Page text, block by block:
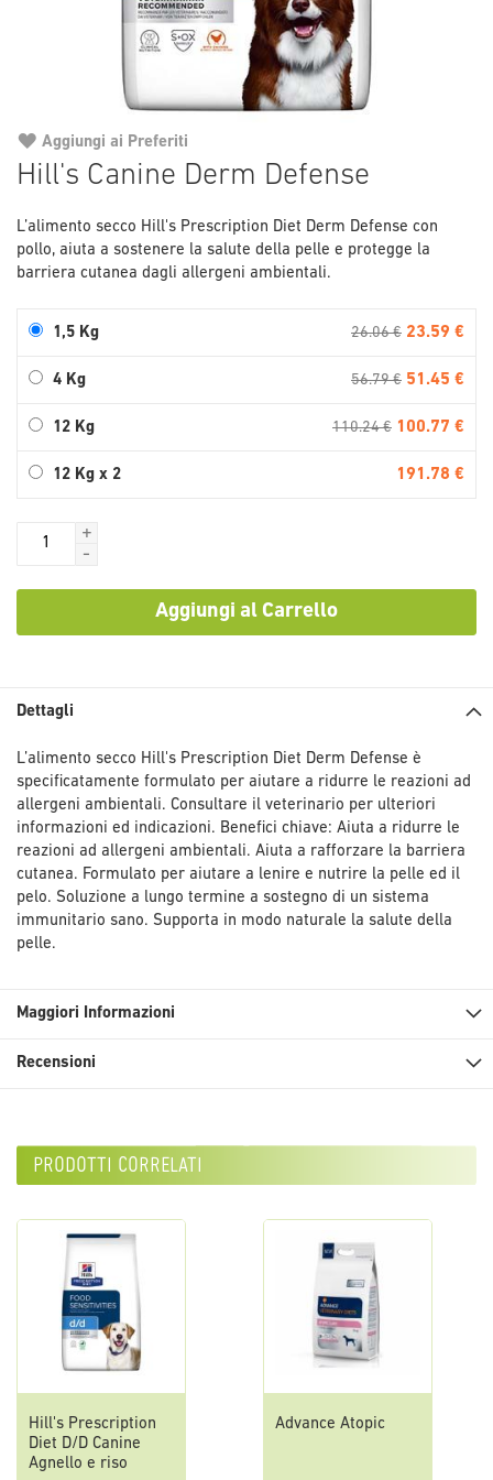
Hill's Canine Derm Defense
L’alimento secco Hill's Prescription Diet Derm Defense con
pollo, aiuta a sostenere la salute della pelle e protegge la
barriera cutanea dagli allergeni ambientali.
1,5 Kg 26.06 € 23.59 €
4 Kg 56.79 € 51.45 €
12 Kg 110.24 € 100.77 €
12 Kg x 2 191.78 €
+
-
Aggiungi al Carrello
Aggiungi ai Preferiti
all'inizio
galleria
di
immagini
Dettagli
L’alimento secco Hill's Prescription Diet Derm Defense è
specificatamente formulato per aiutare a ridurre le reazioni ad
allergeni ambientali. Consultare il veterinario per ulteriori
informazioni ed indicazioni. Benefici chiave: Aiuta a ridurre le
reazioni ad allergeni ambientali. Aiuta a rafforzare la barriera
cutanea. Formulato per aiutare a lenire e nutrire la pelle ed il
pelo. Soluzione a lungo termine a sostegno di un sistema
immunitario sano. Supporta in modo naturale la salute della
pelle.
Maggiori Informazioni
Recensioni
prodotti correlati
Hill's Prescription
Diet D/D Canine
Agnello e riso
Advance Atopic